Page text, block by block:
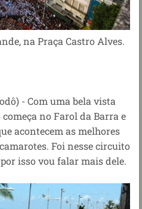
na Praça Castro Alves.
- Com uma bela vista
no Farol da Barra e
acontecem as melhores
Foi nesse circuito
isso vou falar mais dele.